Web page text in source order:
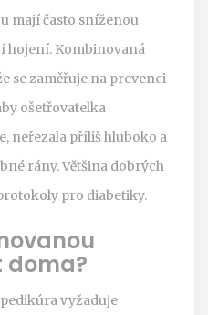
mají často sníženou
hojení. Kombinovaná
se zaměřuje na prevenci
ošetřovatelka
neřezala příliš hluboko a
rány. Většina dobrých
pro diabetiky.
doma?
vyžaduje